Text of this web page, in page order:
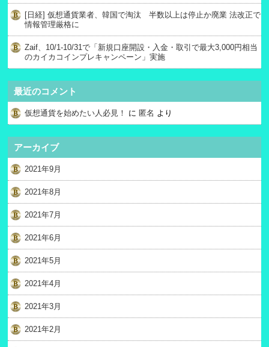
[日経] 仮想通貨業者、韓国で淘汰 半数以上は停止か廃業 法改正で
情報管理厳格に
Zaif、10/1-10/31で「新規口座開設・入金・取引で最大3,000円相当
のカイカコインプレキャンペーン」実施
最近のコメント
仮想通貨を始めたい人必見！ に 匿名 より
アーカイブ
2021年9月
2021年8月
2021年7月
2021年6月
2021年5月
2021年4月
2021年3月
2021年2月